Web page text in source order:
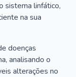
sistema linfático,
na sua
doenças
analisando o
alterações no